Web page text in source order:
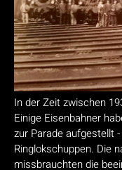
In der Zeit zwischen
Einige Eisenbahner
zur Parade aufgestellt
Ringlokschuppen. Die
missbrauchten die